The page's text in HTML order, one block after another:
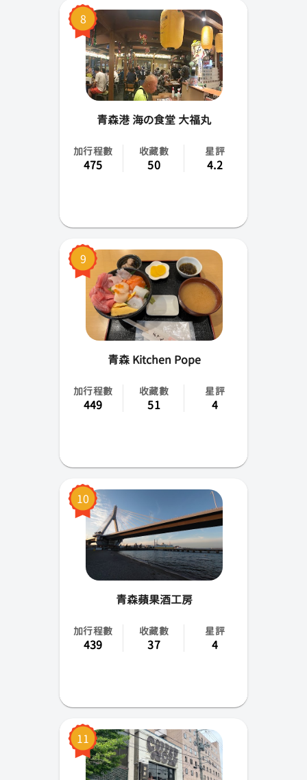
8
青森港 海の食堂 大福丸
加行程數
475
收藏數
50
星評
4.2
9
青森 Kitchen Pope
加行程數
449
收藏數
51
星評
4
10
青森蘋果酒工房
加行程數
439
收藏數
37
星評
4
11